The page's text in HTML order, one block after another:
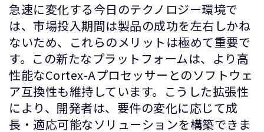
急速に変化する今日のテクノロジー環境で
は、市場投入期間は製品の成功を左右しかね
ないため、これらのメリットは極めて重要で
す。この新たなプラットフォームは、より高
性能なCortex-Aプロセッサーとのソフトウェ
ア互換性も維持しています。こうした拡張性
により、開発者は、要件の変化に応じて成
長・適応可能なソリューションを構築できま